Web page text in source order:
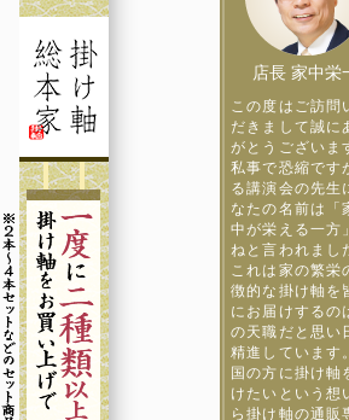
店長 家中栄
この度はご訪問
だきまして誠に
がとうございま
私事で恐縮です
る講演会の先生
なたの名前は「
中が栄える一方
ねと言われまし
これは家の繁栄
徴的な掛け軸を
にお届けするの
の天職だと思い
精進しています
国の方に掛け軸
けたいという想
ら掛け軸の通販